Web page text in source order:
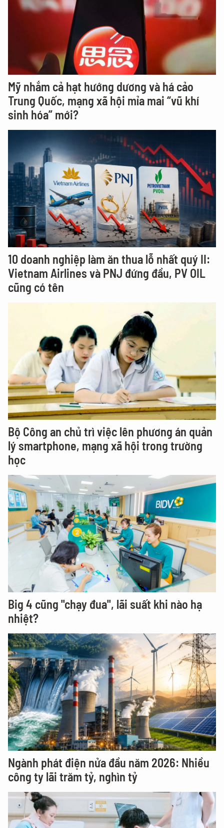
Mỹ nhắm cả hạt hướng dương và há cảo
Trung Quốc, mạng xã hội mỉa mai “vũ khí
sinh hóa” mới?
10 doanh nghiệp làm ăn thua lỗ nhất quý II:
Vietnam Airlines và PNJ đứng đầu, PV OIL
cũng có tên
Bộ Công an chủ trì việc lên phương án quản
lý smartphone, mạng xã hội trong trường
học
Big 4 cũng "chạy đua", lãi suất khi nào hạ
nhiệt?
Ngành phát điện nửa đầu năm 2026: Nhiều
công ty lãi trăm tỷ, nghìn tỷ